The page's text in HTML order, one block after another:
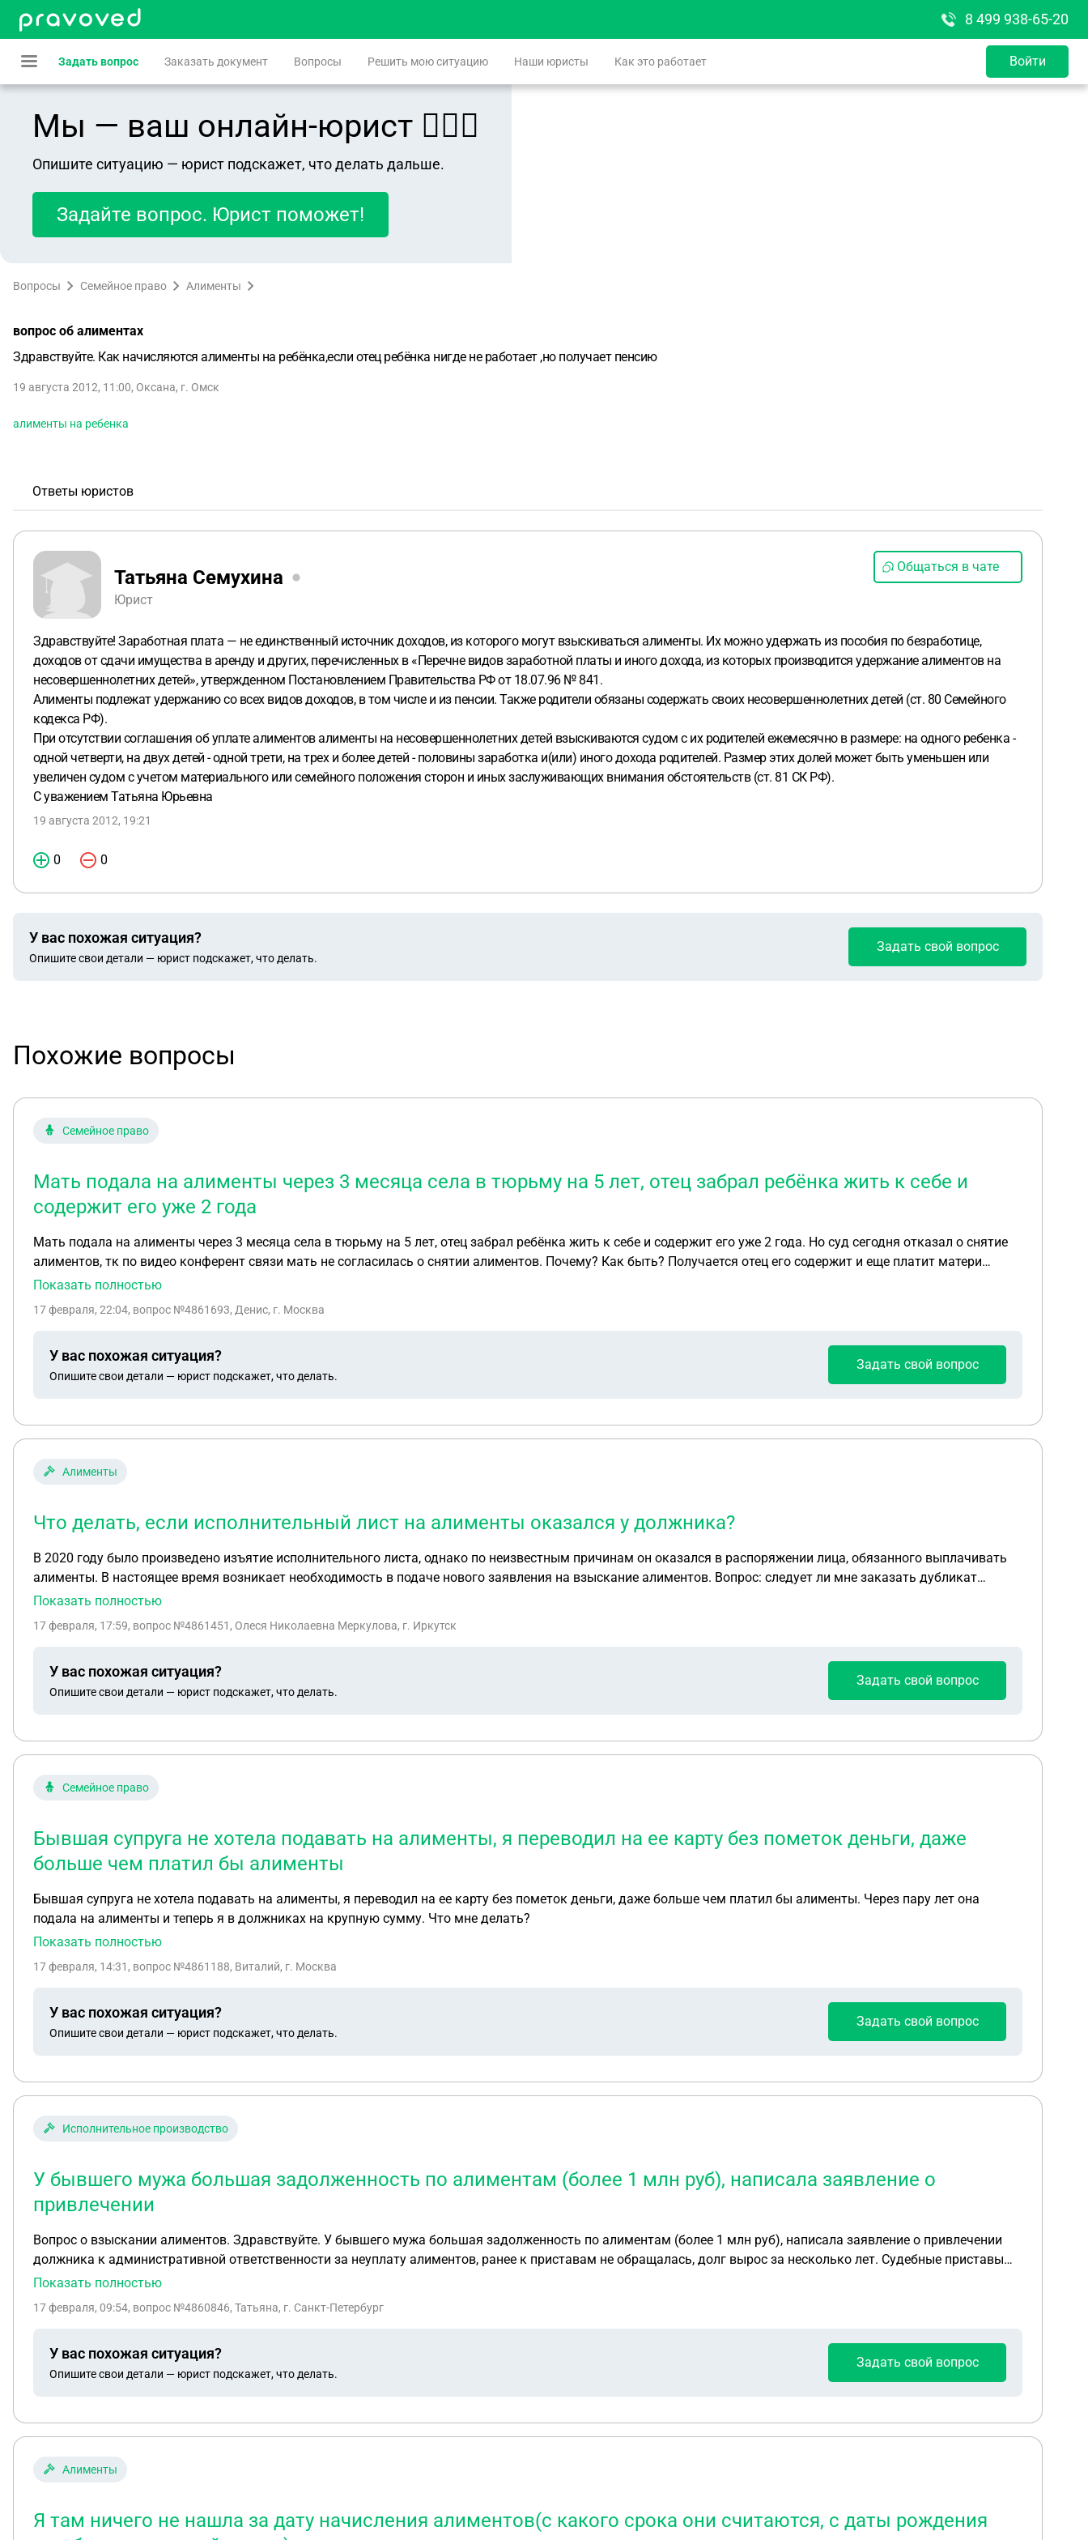
8 499 938-65-20
Задать вопрос Заказать документ Вопросы Решить мою ситуацию Наши юристы Как это работает Войти
Мы — ваш онлайн-юрист 👨🏻‍⚖️
Опишите ситуацию — юрист подскажет, что делать дальше.
Задайте вопрос. Юрист поможет!
Вопросы Семейное право Алименты
вопрос об алиментах
Здравствуйте. Как начисляются алименты на ребёнка,если отец ребёнка нигде не работает ,но получает пенсию
19 августа 2012, 11:00, Оксана, г. Омск
алименты на ребенка
Ответы юристов
Татьяна Семухина
Юрист
Общаться в чате
Здравствуйте! Заработная плата — не единственный источник доходов, из которого могут взыскиваться алименты. Их можно удержать из пособия по безработице,
доходов от сдачи имущества в аренду и других, перечисленных в «Перечне видов заработной платы и иного дохода, из которых производится удержание алиментов на
несовершеннолетних детей», утвержденном Постановлением Правительства РФ от 18.07.96 № 841.
Алименты подлежат удержанию со всех видов доходов, в том числе и из пенсии. Также родители обязаны содержать своих несовершеннолетних детей (ст. 80 Семейного
кодекса РФ).
При отсутствии соглашения об уплате алиментов алименты на несовершеннолетних детей взыскиваются судом с их родителей ежемесячно в размере: на одного ребенка -
одной четверти, на двух детей - одной трети, на трех и более детей - половины заработка и(или) иного дохода родителей. Размер этих долей может быть уменьшен или
увеличен судом с учетом материального или семейного положения сторон и иных заслуживающих внимания обстоятельств (ст. 81 СК РФ).
С уважением Татьяна Юрьевна
19 августа 2012, 19:21
0 0
У вас похожая ситуация?
Опишите свои детали — юрист подскажет, что делать.
Задать свой вопрос
Похожие вопросы
Семейное право
Мать подала на алименты через 3 месяца села в тюрьму на 5 лет, отец забрал ребёнка жить к себе и
содержит его уже 2 года
Мать подала на алименты через 3 месяца села в тюрьму на 5 лет, отец забрал ребёнка жить к себе и содержит его уже 2 года. Но суд сегодня отказал о снятие
алиментов, тк по видео конферент связи мать не согласилась о снятии алиментов. Почему? Как быть? Получается отец его содержит и еще платит матери
алименты.
Показать полностью
17 февраля, 22:04, вопрос №4861693, Денис, г. Москва
У вас похожая ситуация?
Опишите свои детали — юрист подскажет, что делать.
Задать свой вопрос
Алименты
Что делать, если исполнительный лист на алименты оказался у должника?
В 2020 году было произведено изъятие исполнительного листа, однако по неизвестным причинам он оказался в распоряжении лица, обязанного выплачивать
алименты. В настоящее время возникает необходимость в подаче нового заявления на взыскание алиментов. Вопрос: следует ли мне заказать дубликат
исполнительного листа или подать новое заявление?
Показать полностью
17 февраля, 17:59, вопрос №4861451, Олеся Николаевна Меркулова, г. Иркутск
У вас похожая ситуация?
Опишите свои детали — юрист подскажет, что делать.
Задать свой вопрос
Семейное право
Бывшая супруга не хотела подавать на алименты, я переводил на ее карту без пометок деньги, даже
больше чем платил бы алименты
Бывшая супруга не хотела подавать на алименты, я переводил на ее карту без пометок деньги, даже больше чем платил бы алименты. Через пару лет она
подала на алименты и теперь я в должниках на крупную сумму. Что мне делать?
Показать полностью
17 февраля, 14:31 , вопрос №4861188, Виталий, г. Москва
У вас похожая ситуация?
Опишите свои детали — юрист подскажет, что делать.
Задать свой вопрос
Исполнительное производство
У бывшего мужа большая задолженность по алиментам (более 1 млн руб), написала заявление о
привлечении
Вопрос о взыскании алиментов. Здравствуйте. У бывшего мужа большая задолженность по алиментам (более 1 млн руб), написала заявление о привлечении
должника к административной ответственности за неуплату алиментов, ранее к приставам не обращалась, долг вырос за несколько лет. Судебные приставы
сообщили что у них нет подтверждения, что должник знает о возбуждении в отношении его исполнительного производства и прежде нужно его найти. Объявили
3-4 месяца и только после этого, если продолжит уклоняться, можно будет привлекать к административной ответственности. Скажите пожалуйста, верно ли
ранее, чем через 3-4 мес?
Показать полностью
17 февраля, 09:54, вопрос №4860846, Татьяна, г. Санкт-Петербург
У вас похожая ситуация?
Опишите свои детали — юрист подскажет, что делать.
Задать свой вопрос
Алименты
Я там ничего не нашла за дату начисления алиментов(с какого срока они считаются, с даты рождения